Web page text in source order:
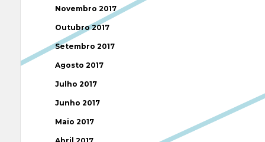
Novembro 2017
Outubro 2017
Setembro 2017
Agosto 2017
Julho 2017
Junho 2017
Maio 2017